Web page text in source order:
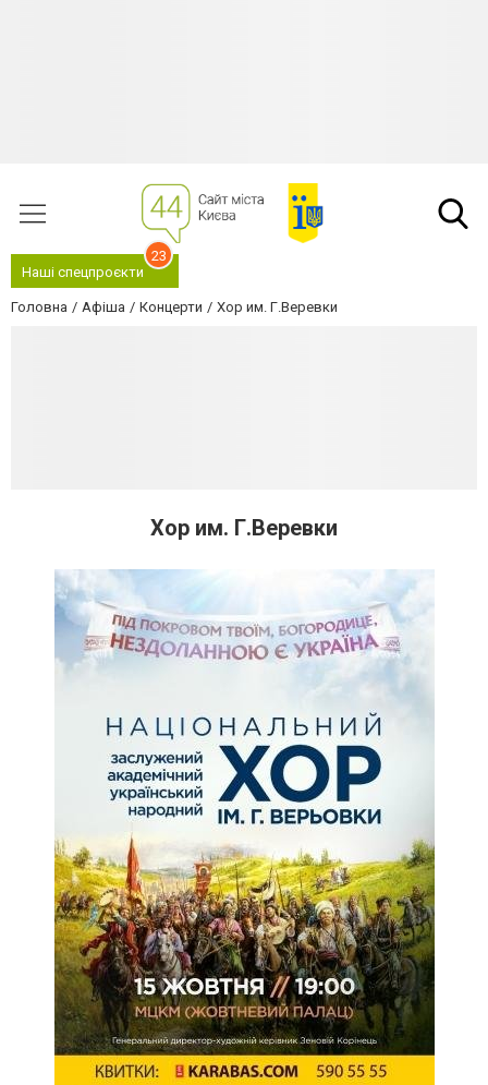
Наші спецпроєкти
23
Головна Афіша Концерти Хор им. Г.Веревки
Хор им. Г.Веревки